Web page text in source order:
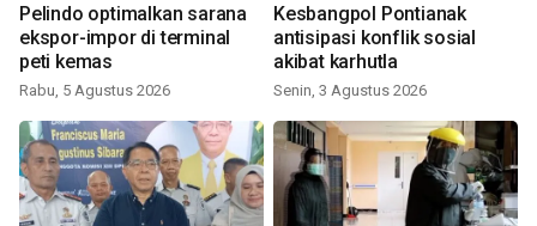
Pelindo optimalkan sarana
ekspor-impor di terminal
peti kemas
Rabu, 5 Agustus 2026
Kesbangpol Pontianak
antisipasi konflik sosial
akibat karhutla
Senin, 3 Agustus 2026